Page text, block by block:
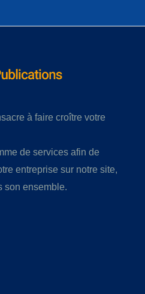
à faire croître votre
de services afin de
entreprise sur notre site,
son ensemble.